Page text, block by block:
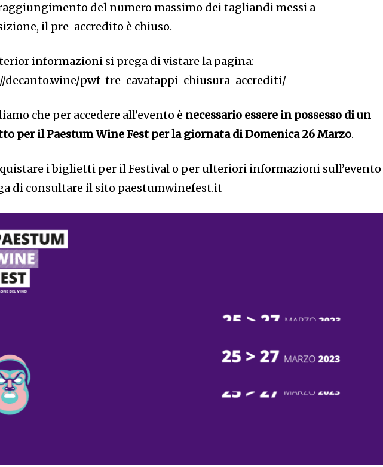
del numero massimo dei tagliandi messi a
il pre-accredito è chiuso.
informazioni si prega di vistare la pagina:
decanto.wine/pwf-tre-cavatappi-chiusura-accrediti/
che per accedere all’evento è necessario essere in possesso di un
per il Paestum Wine Fest per la giornata di Domenica 26 Marzo.
i biglietti per il Festival o per ulteriori informazioni sull’evento
di consultare il sito paestumwinefest.it